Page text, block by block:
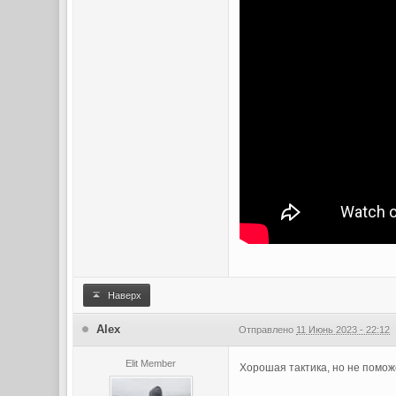
Наверх
Alex Отправлено 11 Июнь 2023 - 22:12
Elit Member Хорошая тактика, но не